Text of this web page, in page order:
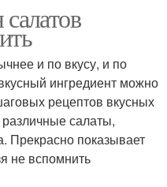
и по вкусу, и по
ингредиент можно
рецептов вкусных
различные салаты,
Прекрасно показывает
не вспомнить